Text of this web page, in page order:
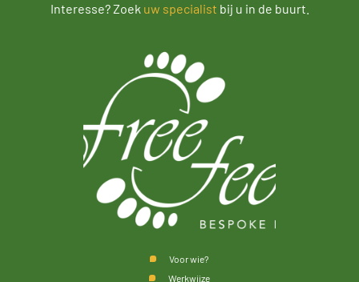
Interesse? Zoek uw specialist bij u in de buurt.
Voor wie?
Werkwijze